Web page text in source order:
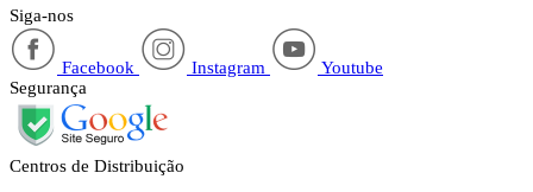
Siga-nos
Facebook Instagram
Youtube
Segurança
Centros de Distribuição